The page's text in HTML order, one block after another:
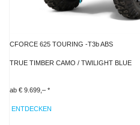
CFORCE 625 TOURING -T3b ABS
TRUE TIMBER CAMO / TWILIGHT BLUE
ab € 9.699,– *
ENTDECKEN